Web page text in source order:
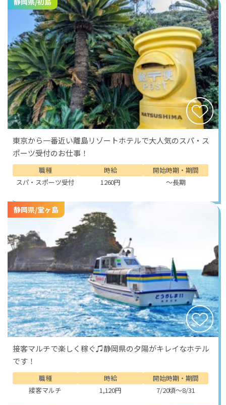
定内で支給されるため、遠方からでも安心して応募する
ことができます。
海を身近に感じながら働き、地域の魅力に触れ、人との
出会いを重ねていく。このリゾートバイトでの経験は、
きっとこれからの人生の中で大切な思い出のひとつにな
るはずです。新しい環境での一歩は、あなた自身の可能
性を広げてくれる貴重な機会になります。
東京から一番近い離島リゾートホテルで大人気のスパ・ス
ポーツ受付のお仕事！
職種
スパ・スポーツ受付
時給
1260円
開始時期・期間
～長期
静岡県/堂ヶ島
接客マルチで楽しく稼ぐ♫静岡県の夕陽がキレイなホテル
です！
職種
接客マルチ
時給
1,120円
開始時期・期間
7/20頃～8/31